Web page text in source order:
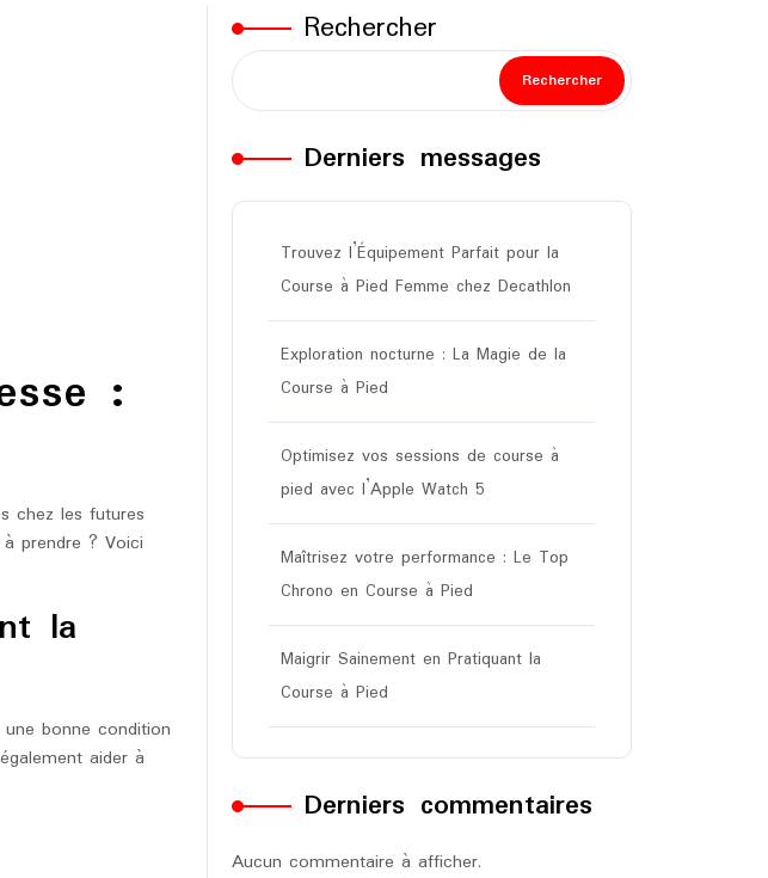
:
chez les futures
prendre ? Voici
la
bonne condition
aider à
Rechercher
Rechercher
Derniers messages
Trouvez l’Équipement Parfait pour la
Course à Pied Femme chez Decathlon
Exploration nocturne : La Magie de la
Course à Pied
Optimisez vos sessions de course à
pied avec l’Apple Watch 5
Maîtrisez votre performance : Le Top
Chrono en Course à Pied
Maigrir Sainement en Pratiquant la
Course à Pied
Derniers commentaires
Aucun commentaire à afficher.